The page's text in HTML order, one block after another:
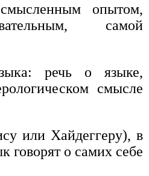
опытом,
самой
речь о языке,
смысле
или Хайдеггеру), в
говорят о самих себе